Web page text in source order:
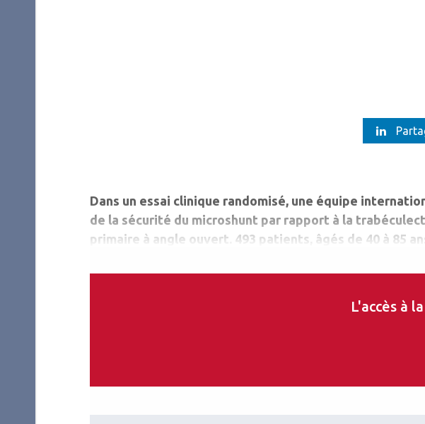
Dans un essai clinique randomisé, une équipe
de la sécurité du microshunt par rapport à la
primaire à angle ouvert. 493 patients, âgés de 40 à 85
123 ont été traités par trabéculectomie (les deux ont
L'accès à